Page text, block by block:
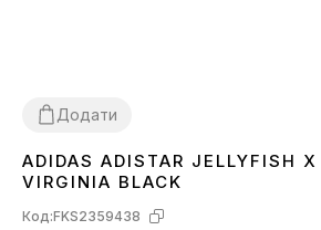
Додати
36 3738 394041 4243 44 45
ADIDAS ADISTAR JELLYFISH X
VIRGINIA BLACK
Код:FKS2359438